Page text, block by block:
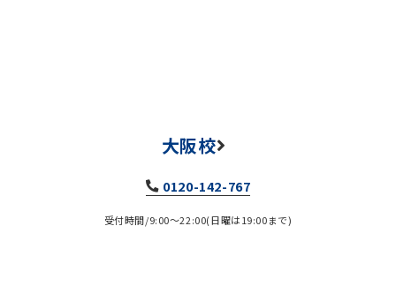
大阪校
0120-142-767
受付時間/9:00～22:00(日曜は19:00まで)